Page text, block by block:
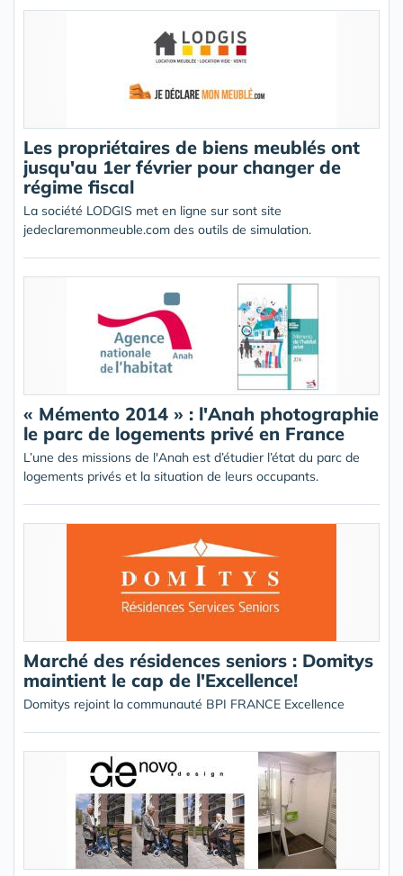
Les propriétaires de biens meublés ont
jusqu'au 1er février pour changer de
régime fiscal
La société LODGIS met en ligne sur sont site
jedeclaremonmeuble.com des outils de simulation.
« Mémento 2014 » : l'Anah photographie
le parc de logements privé en France
L’une des missions de l'Anah est d’étudier l’état du parc de
logements privés et la situation de leurs occupants.
Marché des résidences seniors : Domitys
maintient le cap de l'Excellence!
Domitys rejoint la communauté BPI FRANCE Excellence